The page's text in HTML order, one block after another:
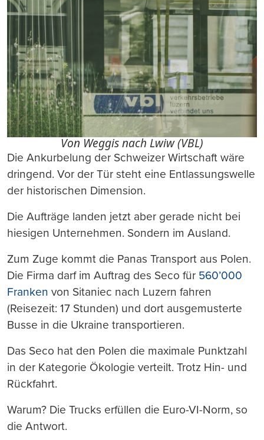
Von Weggis nach Lwiw (VBL)
Die Ankurbelung der Schweizer Wirtschaft wäre
dringend. Vor der Tür steht eine Entlassungswelle
der historischen Dimension.
Die Aufträge landen jetzt aber gerade nicht bei
hiesigen Unternehmen. Sondern im Ausland.
Zum Zuge kommt die Panas Transport aus Polen.
Die Firma darf im Auftrag des Seco für 560’000
Franken von Sitaniec nach Luzern fahren
(Reisezeit: 17 Stunden) und dort ausgemusterte
Busse in die Ukraine transportieren.
Das Seco hat den Polen die maximale Punktzahl
in der Kategorie Ökologie verteilt. Trotz Hin- und
Rückfahrt.
Warum? Die Trucks erfüllen die Euro-VI-Norm, so
die Antwort.